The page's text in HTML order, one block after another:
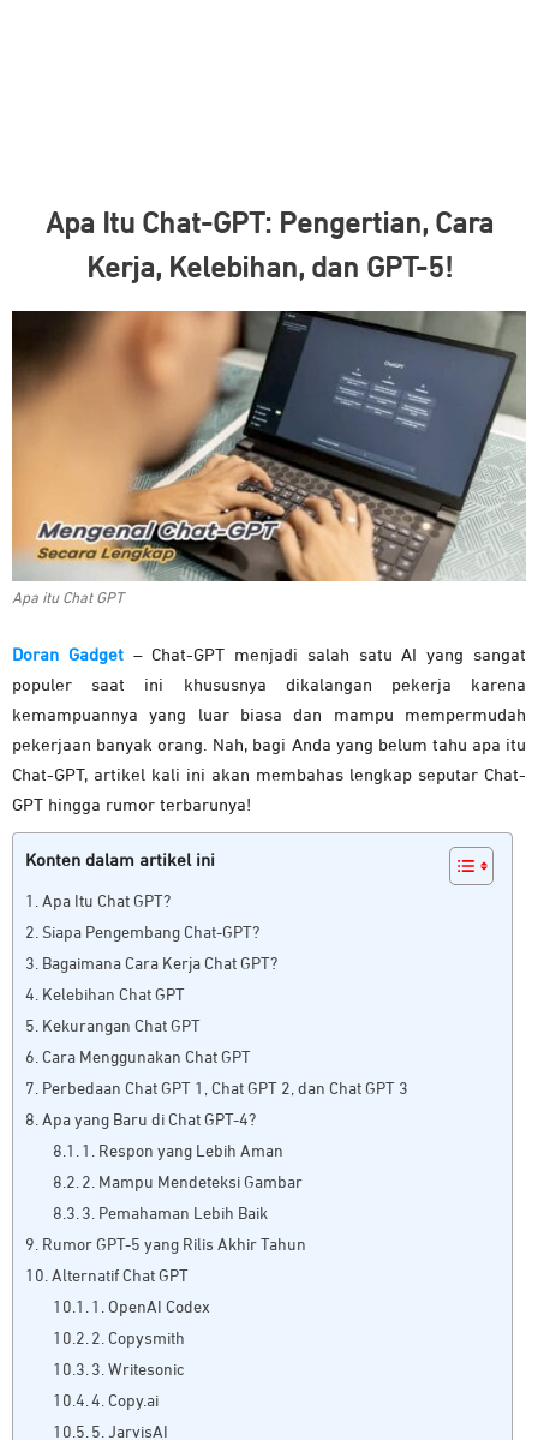
Apa Itu Chat-GPT: Pengertian, Cara
Kerja, Kelebihan, dan GPT-5!
Apa itu Chat GPT
Doran Gadget– Chat-GPT menjadi salah satu AI yang sangat
populer saat ini khususnya dikalangan pekerja karena
kemampuannya yang luar biasa dan mampu mempermudah
pekerjaan banyak orang. Nah, bagi Anda yang belum tahu apa itu
Chat-GPT, artikel kali ini akan membahas lengkap seputar Chat-
GPT hingga rumor terbarunya!
Konten dalam artikel ini
Apa Itu Chat GPT?
Siapa Pengembang Chat-GPT?
Bagaimana Cara Kerja Chat GPT?
Kelebihan Chat GPT
Kekurangan Chat GPT
Cara Menggunakan Chat GPT
Perbedaan Chat GPT 1, Chat GPT 2, dan Chat GPT 3
Apa yang Baru di Chat GPT-4?
1. Respon yang Lebih Aman
2. Mampu Mendeteksi Gambar
3. Pemahaman Lebih Baik
Rumor GPT-5 yang Rilis Akhir Tahun
Alternatif Chat GPT
1. OpenAI Codex
2. Copysmith
3. Writesonic
4. Copy.ai
5. JarvisAI